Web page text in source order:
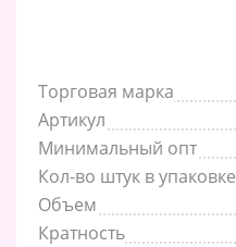
Торговая марка
Артикул
Минимальный опт
Кол-во штук в упаковке
Объем
Кратность